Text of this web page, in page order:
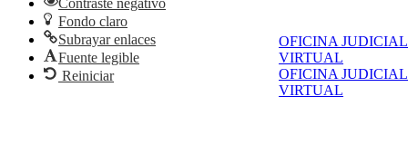
OFICINA JUDICIAL
VIRTUAL
OFICINA JUDICIAL
VIRTUAL
Fondo claro
Subrayar enlaces
Fuente legible
Reiniciar